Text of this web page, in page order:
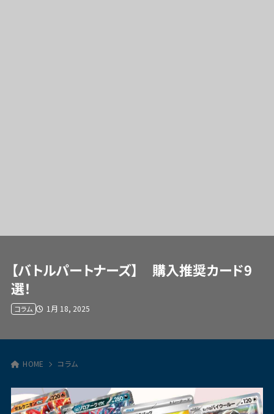
【バトルパートナーズ】 購入推奨カード9
選！
1月 18, 2025
コラム
HOME コラム